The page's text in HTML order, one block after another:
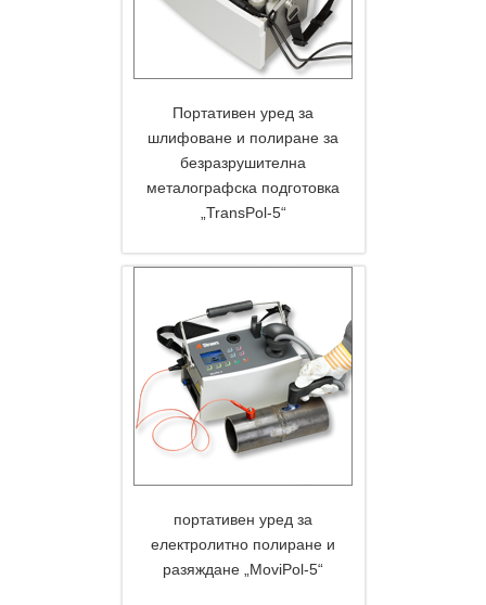
DETAILS
Портативен уред за
шлифоване и полиране за
безразрушителна
металографска подготовка
„TransPol-5“
портативен уред за
електролитно полиране и
разяждане „MoviPol-5“